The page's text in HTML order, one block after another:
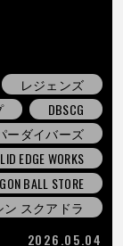
レジェンズ
DBSCG
ーダイバーズ
EDGE WORKS
BALL STORE
ン スクアドラ
2026.05.04